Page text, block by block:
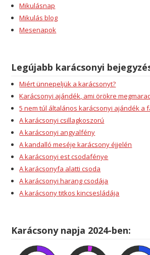
Mikulásnap
Mikulás blog
Mesenapok
Legújabb karácsonyi
Miért ünnepeljük a karácsonyt?
Karácsonyi ajándék, ami örökre
5 nem túl általános karácsonyi ajándék a
A karácsonyi csillagkoszorú
A karácsonyi angyalfény
A kandalló meséje karácsony éjjelén
A karácsonyi est csodafénye
A karácsonyfa alatti csoda
A karácsonyi harang csodája
A karácsony titkos kincsesládája
Karácsony napja 2024-ben: